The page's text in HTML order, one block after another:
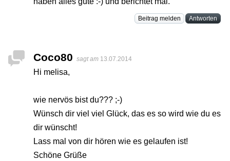
Beitrag melden Antworten
Coco80 sagt am 13.07.2014
Hi melisa,
wie nervös bist du??? ;-)
Wünsch dir viel viel Glück, das es so wird wie du es
dir wünscht!
Lass mal von dir hören wie es gelaufen ist!
Schöne Grüße